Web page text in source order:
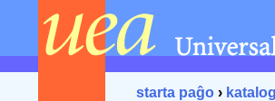
starta paĝo ›